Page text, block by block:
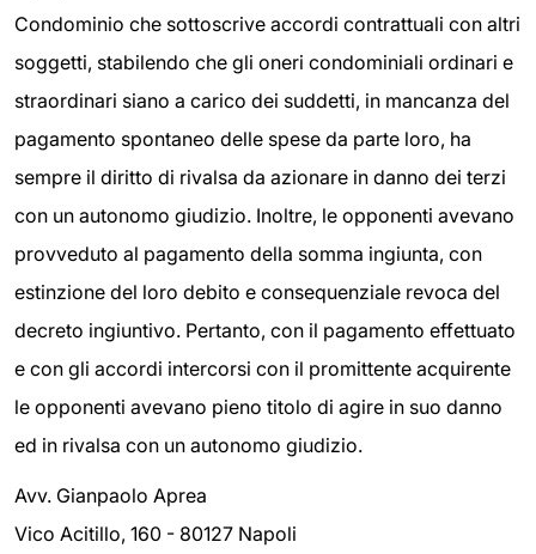
Condominio che sottoscrive accordi contrattuali con altri
soggetti, stabilendo che gli oneri condominiali ordinari e
straordinari siano a carico dei suddetti, in mancanza del
pagamento spontaneo delle spese da parte loro, ha
sempre il diritto di rivalsa da azionare in danno dei terzi
con un autonomo giudizio. Inoltre, le opponenti avevano
provveduto al pagamento della somma ingiunta, con
estinzione del loro debito e consequenziale revoca del
decreto ingiuntivo. Pertanto, con il pagamento effettuato
e con gli accordi intercorsi con il promittente acquirente
le opponenti avevano pieno titolo di agire in suo danno
ed in rivalsa con un autonomo giudizio.
Avv. Gianpaolo Aprea
Vico Acitillo, 160 - 80127 Napoli